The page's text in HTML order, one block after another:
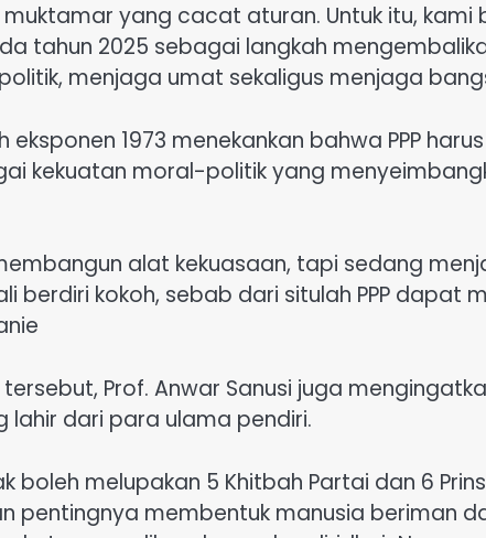
muktamar yang cacat aturan. Untuk itu,
tahun 2025 sebagai langkah
menjaga umat sekaligus menjaga
eksponen 1973 menekankan bahwa PPP
kekuatan moral-politik yang
alat kekuasaan, tapi sedang
berdiri kokoh, sebab dari situlah PPP dapat
Prof. Anwar Sanusi juga
lahir dari para ulama pendiri.
boleh melupakan 5 Khitbah Partai dan 6
pentingnya membentuk manusia beriman